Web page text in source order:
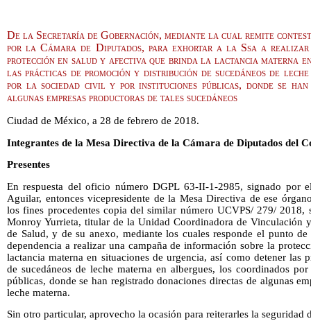
De la Secretaría de Gobernación, mediante la cual remite
por la Cámara de Diputados, para exhortar a la Ssa a realizar
protección en salud y afectiva que brinda la lactancia materna
las prácticas de promoción y distribución de sucedáneos de
por la sociedad civil y por instituciones públicas, donde se
algunas empresas productoras de tales sucedáneos
Ciudad de México, a 28 de febrero de 2018.
Integrantes de la Mesa Directiva de la Cámara de Diputados del
Presentes
En respuesta del oficio número DGPL 63-II-1-2985, signado por
Aguilar, entonces vicepresidente de la Mesa Directiva de ese
los fines procedentes copia del similar número UCVPS/ 279/
Monroy Yurrieta, titular de la Unidad Coordinadora de Vinculación
de Salud, y de su anexo, mediante los cuales responde el punto
dependencia a realizar una campaña de información sobre la
lactancia materna en situaciones de urgencia, así como detener las
de sucedáneos de leche materna en albergues, los coordinados
públicas, donde se han registrado donaciones directas de algunas
leche materna.
Sin otro particular, aprovecho la ocasión para reiterarles la